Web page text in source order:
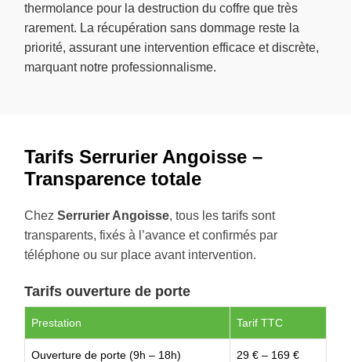
thermolance pour la destruction du coffre que très
rarement. La récupération sans dommage reste la
priorité, assurant une intervention efficace et discrète,
marquant notre professionnalisme.
Tarifs Serrurier Angoisse –
Transparence totale
Chez Serrurier Angoisse, tous les tarifs sont
transparents, fixés à l’avance et confirmés par
téléphone ou sur place avant intervention.
Tarifs ouverture de porte
Prestation Tarif TTC
Ouverture de porte (9h – 18h) 29 € – 169 €